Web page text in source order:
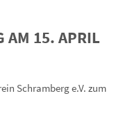
AM 15. APRIL
Schramberg e.V. zum